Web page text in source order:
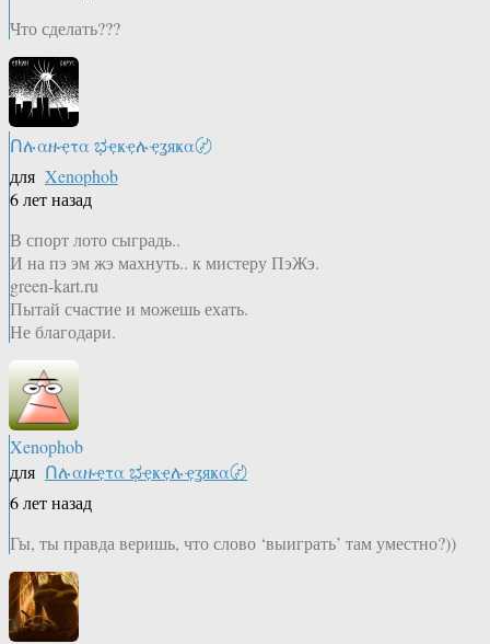
Что сделать???
Ոሉαዙҿτα ಭҿҝҿሉҿʓяҝα〄
для Xenophob
6 лет назад
В спорт лото сыградь..
И на пэ эм жэ махнуть.. к мистеру ПэЖэ.
green-kart.ru
Пытай счастие и можешь ехать.
Не благодари.
Xenophob
для Ոሉαዙҿτα ಭҿҝҿሉҿʓяҝα〄
6 лет назад
Гы, ты правда веришь, что слово ‘выиграть’ там уместно?))